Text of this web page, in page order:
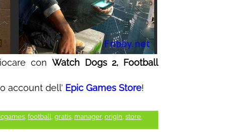
con Watch Dogs 2, Football
account dell’ Epic Games Store!
, football, gratis, manager, origin, store,